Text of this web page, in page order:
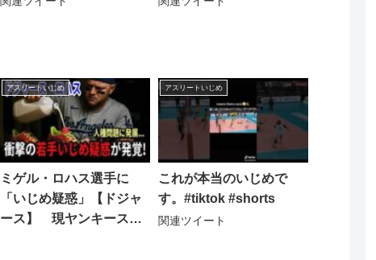
アスリートいじめ
ミゲル・ロハス選手に
「いじめ疑惑」【ドジャ
ース】 現ヤンキースの
アスリートいじめ
これが本当のいじめで
す。#tiktok #shorts
関連ツイート